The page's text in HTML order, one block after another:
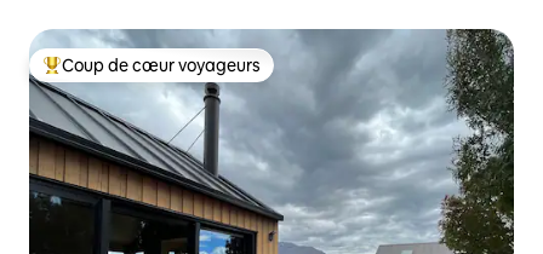
Coups de cœur voyageurs les plus appréciés
Coup de cœur voyageurs